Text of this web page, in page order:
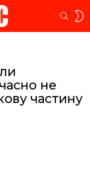
не
частину